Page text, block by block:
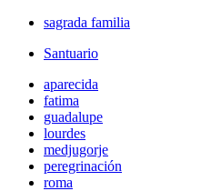
sagrada familia
Santuario
aparecida
fatima
guadalupe
lourdes
medjugorje
peregrinación
roma